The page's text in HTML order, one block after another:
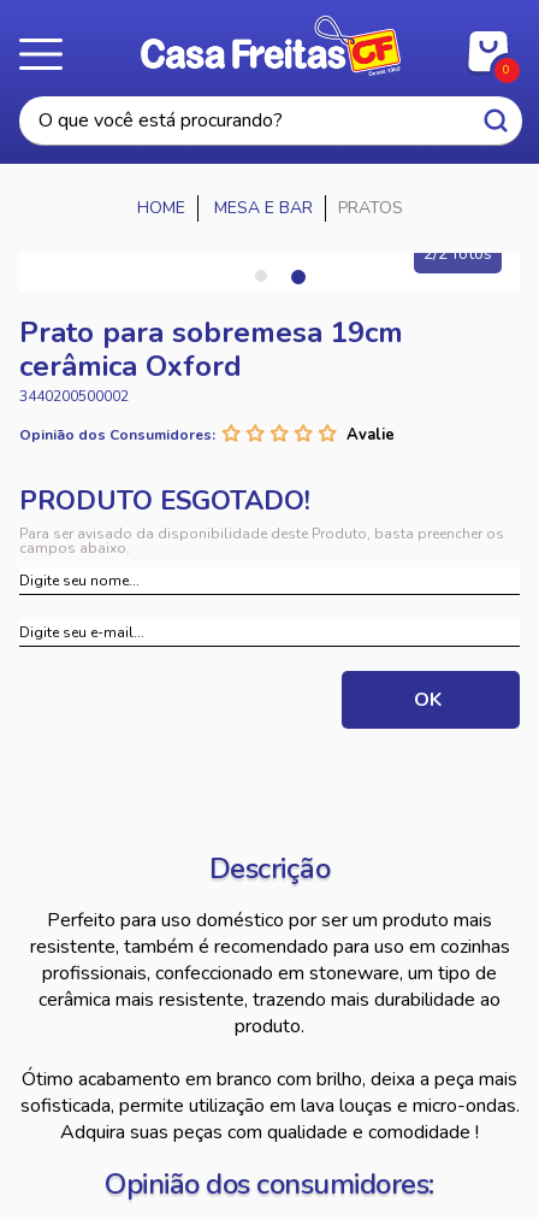
0
MESA E BAR
PRATOS
2/2 fotos
Prato para sobremesa 19cm
cerâmica Oxford
3440200500002
Opinião dos Consumidores:
Para ser avisado da disponibilidade deste Produto, basta preencher os
campos abaixo.
Descrição
Perfeito para uso doméstico por ser um produto mais
resistente, também é recomendado para uso em cozinhas
profissionais, confeccionado em stoneware, um tipo de
cerâmica mais resistente, trazendo mais durabilidade ao
produto.
Ótimo acabamento em branco com brilho, deixa a peça mais
sofisticada, permite utilização em lava louças e micro-ondas.
Adquira suas peças com qualidade e comodidade !
Opinião dos consumidores: